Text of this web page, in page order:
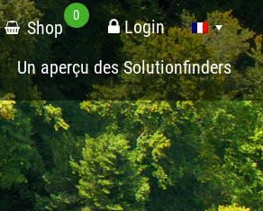
Shop
0
Login
Un aperçu des Solutionfinders